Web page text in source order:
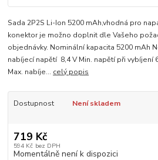
Sada 2P2S Li-Ion 5200 mAh,vhodná pro
konektor je možno doplnit dle Vašeho
objednávky. Nominální kapacita 5200 mAh
nabíjecí napětí 8,4 V Min. napětí při vybíjení
Max. nabíje... celý popis
Dostupnost Není skladem
719 Kč
594 Kč bez DPH
Momentálně není k dispozici